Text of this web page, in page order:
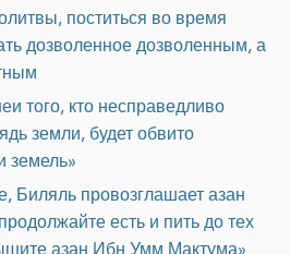
поститься во время
дозволенное дозволенным, а
того, кто несправедливо
земли, будет обвито
земель»
Биляль провозглашает азан
есть и пить до тех